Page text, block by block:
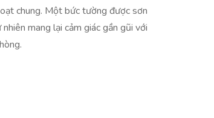
chung. Một bức tường được sơn
mang lại cảm giác gần gũi với